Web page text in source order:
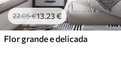
22.05€13.23€
Flor grande e delicada